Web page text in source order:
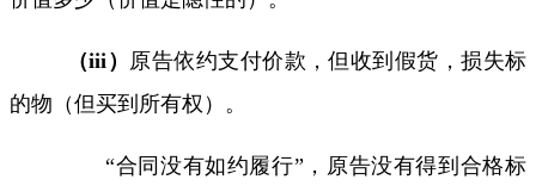
（iii ） 原告依约支付价款，但收到假货，损失标
的物（但买到所有权）。
“合同没有如约履行”，原告没有得到合格标